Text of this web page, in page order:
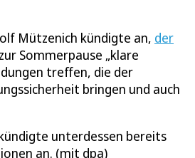
Mützenich kündigte an, der
Sommerpause „klare
treffen, die der
bringen und auch
unterdessen bereits
an. (mit dpa)